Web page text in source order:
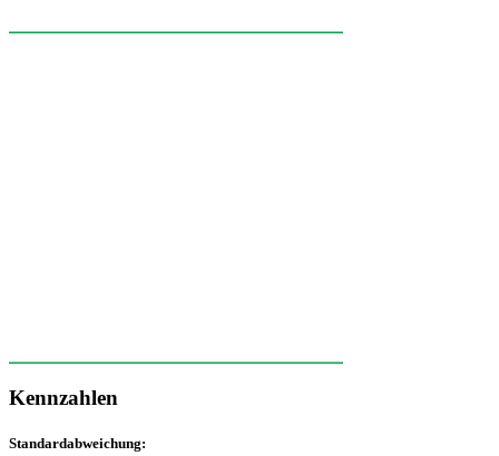
Kennzahlen
Standardabweichung: